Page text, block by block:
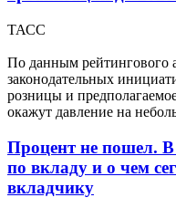
ТАСС
По данным рейтингового
законодательных
розницы и
окажут давление на
Процент не пошел.
по вкладу и о чем
вкладчику